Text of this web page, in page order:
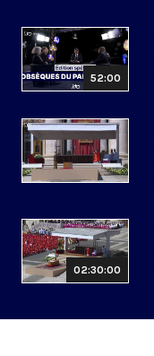
52:00
02:30:00